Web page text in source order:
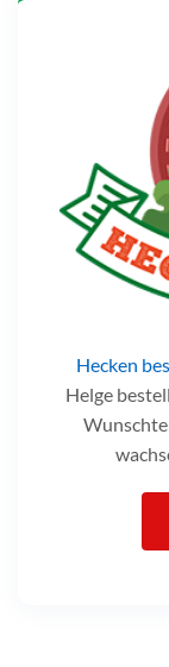
Hecken
Helge